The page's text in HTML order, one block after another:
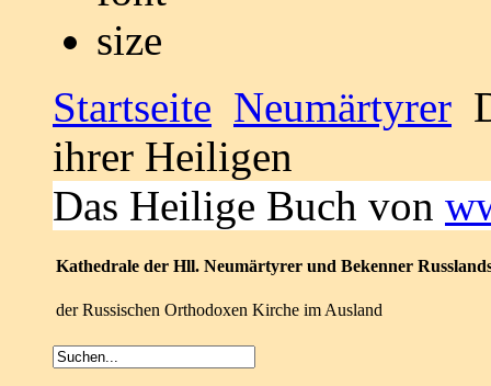
Startseite Neumärtyrer
ihrer Heiligen
Das Heilige Buch von
Kathedrale der Hll. Neumärtyrer und Bekenner
der Russischen Orthodoxen Kirche im Ausland